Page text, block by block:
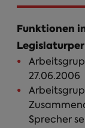
Funktionen
Arbeitsgruppe
27.06.2006
Sprecher